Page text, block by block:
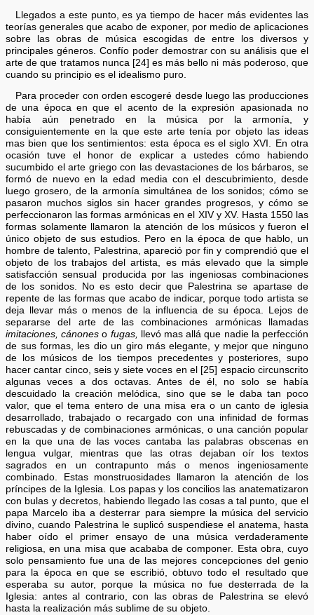
Llegados a este punto, es ya tiempo de hacer más evidentes las
teorías generales que acabo de exponer, por medio de aplicaciones
sobre las obras de música escogidas de entre los diversos y
principales géneros. Confío poder demostrar con su análisis que el
arte de que tratamos nunca [24] es más bello ni más poderoso, que
cuando su principio es el idealismo puro.
Para proceder con orden escogeré desde luego las producciones
de una época en que el acento de la expresión apasionada no
había aún penetrado en la música por la armonía, y
consiguientemente en la que este arte tenía por objeto las ideas
mas bien que los sentimientos: esta época es el siglo XVI. En otra
ocasión tuve el honor de explicar a ustedes cómo habiendo
sucumbido el arte griego con las devastaciones de los bárbaros, se
formó de nuevo en la edad media con el descubrimiento, desde
luego grosero, de la armonía simultánea de los sonidos; cómo se
pasaron muchos siglos sin hacer grandes progresos, y cómo se
perfeccionaron las formas armónicas en el XIV y XV. Hasta 1550 las
formas solamente llamaron la atención de los músicos y fueron el
único objeto de sus estudios. Pero en la época de que hablo, un
hombre de talento, Palestrina, apareció por fin y comprendió que el
objeto de los trabajos del artista, es más elevado que la simple
satisfacción sensual producida por las ingeniosas combinaciones
de los sonidos. No es esto decir que Palestrina se apartase de
repente de las formas que acabo de indicar, porque todo artista se
deja llevar más o menos de la influencia de su época. Lejos de
separarse del arte de las combinaciones armónicas llamadas
imitaciones, cánones o fugas, llevó mas allá que nadie la perfección
de sus formas, les dio un giro más elegante, y mejor que ninguno
de los músicos de los tiempos precedentes y posteriores, supo
hacer cantar cinco, seis y siete voces en el [25] espacio circunscrito
algunas veces a dos octavas. Antes de él, no solo se había
descuidado la creación melódica, sino que se le daba tan poco
valor, que el tema entero de una misa era o un canto de iglesia
desarrollado, trabajado o recargado con una infinidad de formas
rebuscadas y de combinaciones armónicas, o una canción popular
en la que una de las voces cantaba las palabras obscenas en
lengua vulgar, mientras que las otras dejaban oír los textos
sagrados en un contrapunto más o menos ingeniosamente
combinado. Estas monstruosidades llamaron la atención de los
príncipes de la Iglesia. Los papas y los concilios las anatematizaron
con bulas y decretos, habiendo llegado las cosas a tal punto, que el
papa Marcelo iba a desterrar para siempre la música del servicio
divino, cuando Palestrina le suplicó suspendiese el anatema, hasta
haber oído el primer ensayo de una música verdaderamente
religiosa, en una misa que acababa de componer. Esta obra, cuyo
solo pensamiento fue una de las mejores concepciones del genio
para la época en que se escribió, obtuvo todo el resultado que
esperaba su autor, porque la música no fue desterrada de la
Iglesia: antes al contrario, con las obras de Palestrina se elevó
hasta la realización más sublime de su objeto.